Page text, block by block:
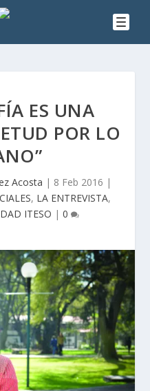
ES UNA
POR LO
Acosta | 8 Feb 2016 |
, LA ENTREVISTA,
ITESO | 0